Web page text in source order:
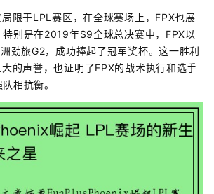
限于LPL赛区，在全球赛场上，FPX也展
别是在2019年S9全球总决赛中，FPX以
劲旅G2，成功捧起了冠军奖杯。这一胜利
的声誉，也证明了FPX的战术执行和选手
相抗衡。